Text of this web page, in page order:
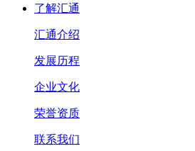
了解汇通
汇通介绍
发展历程
企业文化
荣誉资质
联系我们